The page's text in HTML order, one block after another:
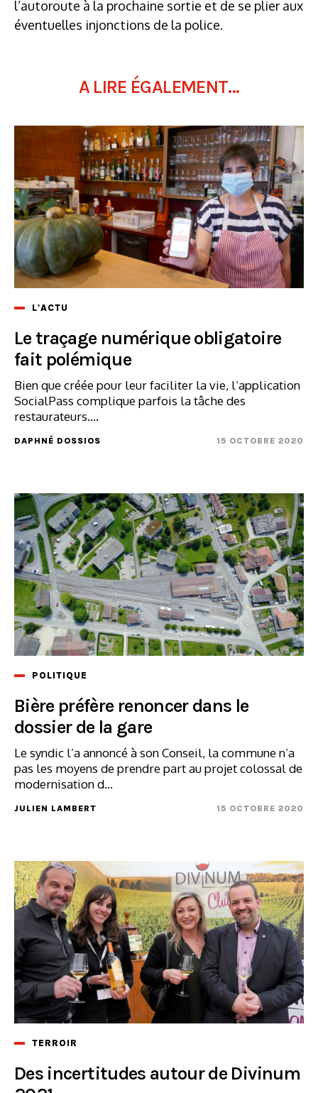
l’autoroute à la prochaine sortie et de se plier aux
éventuelles injonctions de la police.
A LIRE ÉGALEMENT...
L'ACTU
Le traçage numérique obligatoire
fait polémique
Bien que créée pour leur faciliter la vie, l’application
SocialPass complique parfois la tâche des
restaurateurs....
DAPHNÉ DOSSIOS 15 OCTOBRE 2020
POLITIQUE
Bière préfère renoncer dans le
dossier de la gare
Le syndic l’a annoncé à son Conseil, la commune n’a
pas les moyens de prendre part au projet colossal de
modernisation d...
JULIEN LAMBERT 15 OCTOBRE 2020
TERROIR
Des incertitudes autour de Divinum